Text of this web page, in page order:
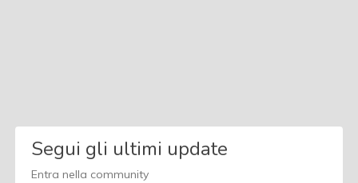
Segui gli ultimi update
Entra nella community